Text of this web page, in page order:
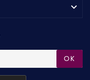

OK